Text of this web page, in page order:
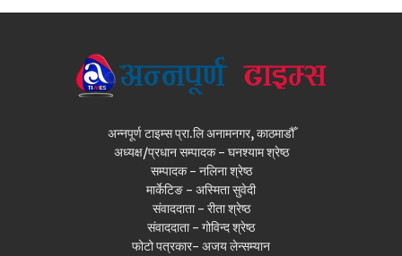
अन्नपूर्ण टाइम्स प्रा.लि अनामनगर, काठमाडौँ
अध्यक्ष/प्रधान सम्पादक - घनश्याम श्रेष्ठ
सम्पादक - नलिना श्रेष्ठ
मार्केटिङ - अस्मिता सुवेदी
संवाददाता - रीता श्रेष्ठ
संवाददाता - गोविन्द श्रेष्ठ
फोटो पत्रकार- अजय लेन्सम्यान